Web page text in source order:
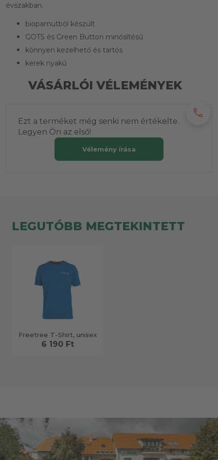
évszakban.
biopamutból készült
GOTS és Green Button minősítésű
könnyen kezelhető és tartós
kerek nyakú
VÁSÁRLÓI VÉLEMÉNYEK
Ezt a terméket még senki nem értékelte.
Legyen Ön az első!
Vélemény írása
LEGUTÓBB MEGTEKINTETT
Freetree T-Shirt, unisex
6 190 Ft
call